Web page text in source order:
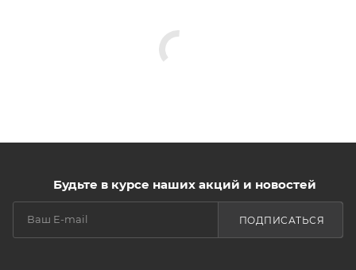
Будьте в курсе наших акций и новостей
ПОДПИСАТЬСЯ